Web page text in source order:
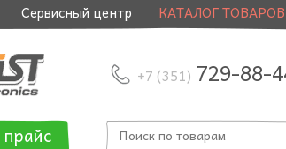
Сервисный центр КАТАЛОГ ТОВАРОВ
+7 (351) 729-88-